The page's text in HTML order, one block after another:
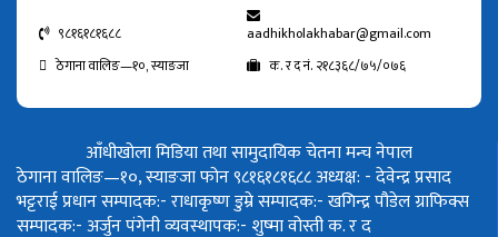
९८१६१८१६८८
aadhikholakhabar@gmail.com
ठेगाना वालिङ—१०, स्याङजा
क. र द नं. २१८३६८/७५/०७६
आँधीखोला मिडिया तथा सामुदायिक चेतना मन्च नेपाल
ठेगाना वालिङ—१०, स्याङजा फोन ९८१६१८१६८८अध्यक्ष: - देवेन्द्र प्रसाद
भट्टराईप्रधान सम्पादक:- राधाकृष्ण डुम्रेसम्पादक:- खगिन्द्र पौडेलग्राफिक्स
सम्पादक:- अर्जुन पंगेनीव्यवस्थापक:- शुष्मा वोस्तीक. र द